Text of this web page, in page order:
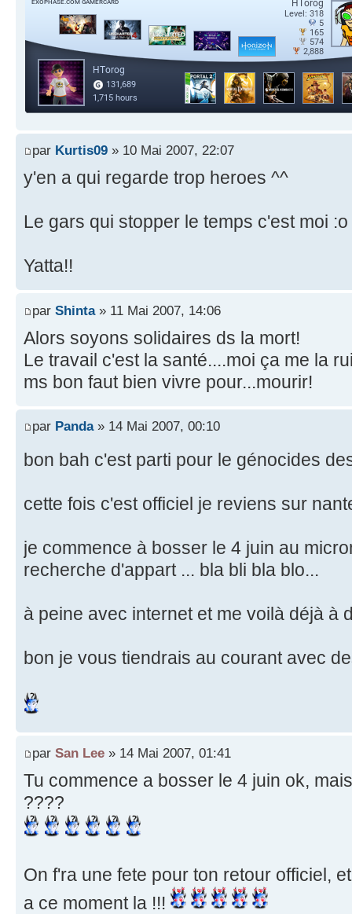
par Kurtis09 » 10 Mai 2007, 22:07
y'en a qui regarde trop heroes ^^
Le gars qui stopper le temps c'est moi :o
Yatta!!
par Shinta» 11 Mai 2007, 14:06
Alors soyons solidaires ds la mort!
Le travail c'est la santé....moi ça me la
ms bon faut bien vivre pour...mourir!
par Panda» 14 Mai 2007, 00:10
bon bah c'est parti pour le génocides
cette fois c'est officiel je reviens sur
je commence à bosser le 4 juin au
recherche d'appart ... bla bli bla blo...
à peine avec internet et me voilà déjà à
bon je vous tiendrais au courant avec
par San Lee » 14 Mai 2007, 01:41
Tu commence a bosser le 4 juin ok,
????
On f'ra une fete pour ton retour officiel,
a ce moment la !!!